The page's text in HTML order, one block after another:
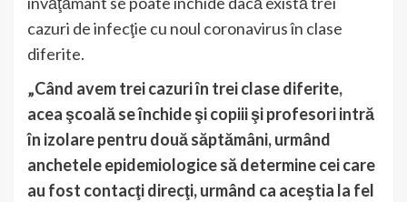
cazuri de infecţie cu noul coronavirus în clase
diferite.
„Când avem trei cazuri în trei clase diferite,
acea şcoală se închide şi copiii şi profesori intră
în izolare pentru două săptămâni, urmând
anchetele epidemiologice să determine cei care
au fost contacţi direcţi, urmând ca aceştia la fel